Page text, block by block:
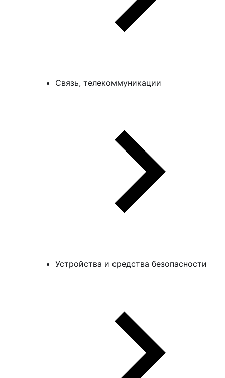
Связь, телекоммуникации
Устройства и средства безопасности